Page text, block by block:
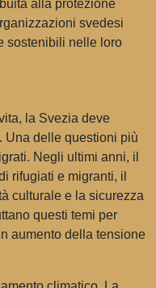
alla protezione
svedesi
sostenibili nelle loro
la Svezia deve
Una delle questioni più
Negli ultimi anni, il
rifugiati e migranti, il
culturale e la sicurezza
questi temi per
aumento della tensione